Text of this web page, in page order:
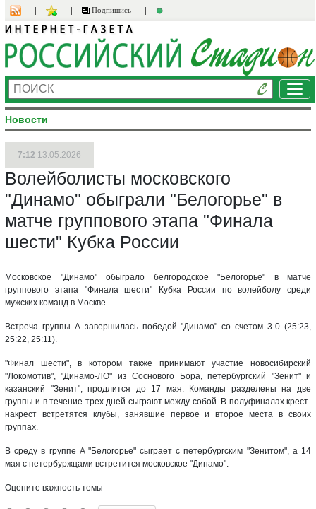
Подпишись
Новости
7:12 13.05.2026
Волейболисты московского
"Динамо" обыграли "Белогорье" в
матче группового этапа "Финала
шести" Кубка России
Московское "Динамо" обыграло белгородское "Белогорье" в матче
группового этапа "Финала шести" Кубка России по волейболу среди
мужских команд в Москве.
Встреча группы А завершилась победой "Динамо" со счетом 3-0 (25:23,
25:22, 25:11).
"Финал шести", в котором также принимают участие новосибирский
"Локомотив", "Динамо-ЛО" из Соснового Бора, петербургский "Зенит" и
казанский "Зенит", продлится до 17 мая. Команды разделены на две
группы и в течение трех дней сыграют между собой. В полуфиналах крест-
накрест встретятся клубы, занявшие первое и второе места в своих
группах.
В среду в группе A "Белогорье" сыграет с петербургским "Зенитом", а 14
мая с петербуржцами встретится московское "Динамо".
Оцените важность темы